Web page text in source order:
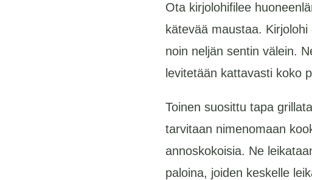
Ota kirjolohifilee
kätevää maustaa.
noin neljän sentin välein.
levitetään kattavasti koko
Toinen suosittu tapa
tarvitaan nimenomaan
annoskokoisia. Ne
paloina, joiden keskelle